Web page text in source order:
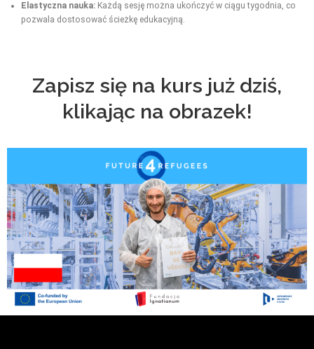
Elastyczna nauka: Każdą sesję można ukończyć w ciągu tygodnia, co
pozwala dostosować ścieżkę edukacyjną.
Zapisz się na kurs już dziś,
klikając na obrazek!